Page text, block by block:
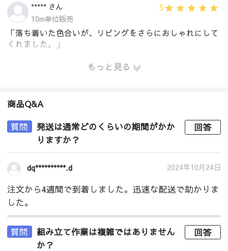
***** さん 5
10m単位販売
「落ち着いた色合いが、リビングをさらにおしゃれにして
くれました。」
もっと見る
商品Q&A
質問
発送は通常どのくらいの期間がかか
りますか？
回答
dq**********.d 2024年10月24日
注文から4週間で到着しました。迅速な配送で助かりま
した。
質問
組み立て作業は複雑ではありません
か？
回答